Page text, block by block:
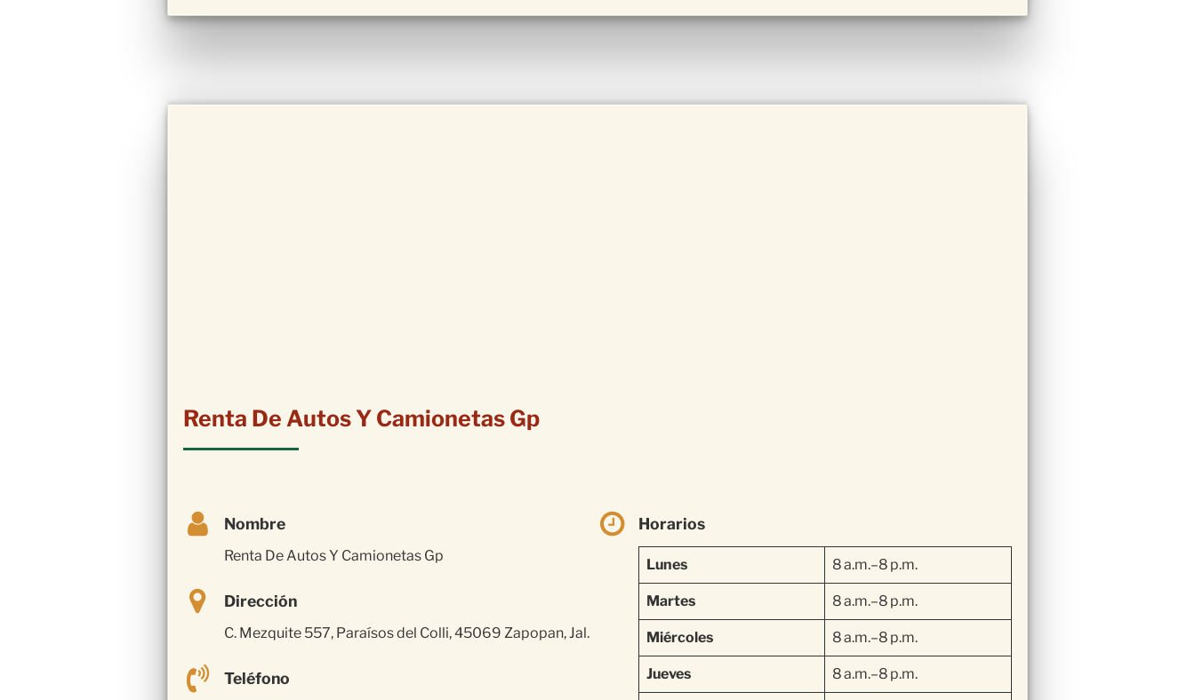
Renta De Autos Y Camionetas Gp
Nombre
Renta De Autos Y Camionetas Gp
Dirección
C. Mezquite 557, Paraísos del Colli, 45069 Zapopan, Jal.
Teléfono
Horarios
Lunes 8 a.m.–8 p.m.
Martes 8 a.m.–8 p.m.
Miércoles 8 a.m.–8 p.m.
Jueves 8 a.m.–8 p.m.